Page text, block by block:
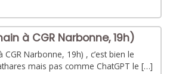
à CGR Narbonne, 19h)
Narbonne, 19h) , c’est bien le
mais pas comme ChatGPT le […]